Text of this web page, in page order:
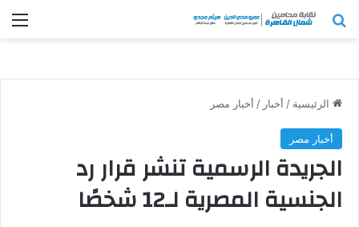
بحث عن
الرئيسية / أخبار / أخبار مصر
أخبار مصر
الجريدة الرسمية تنشر قرار رد
الجنسية المصرية لـ12 شخصًا